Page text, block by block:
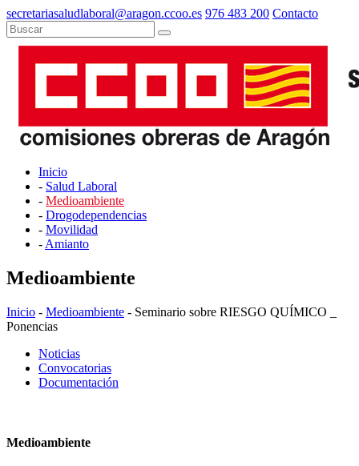
secretariasaludlaboral@aragon.ccoo.es 976 483 200 Contacto
Inicio
- Salud Laboral
- Medioambiente
- Drogodependencias
- Movilidad
- Amianto
Medioambiente
Inicio - Medioambiente - Seminario sobre RIESGO QUÍMICO _
Ponencias
Noticias
Convocatorias
Documentación
Medioambiente